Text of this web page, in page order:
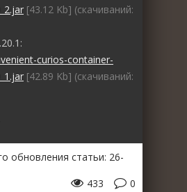
[43.12 Kb] (cкачиваний:
curios-container-
[42.89 Kb] (cкачиваний:
обновления статьи: 26-
0
433